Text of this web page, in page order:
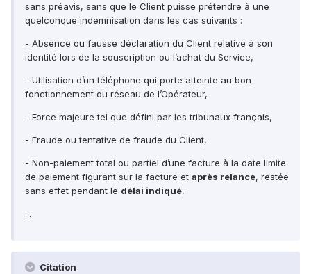
sans préavis, sans que le Client puisse prétendre à une
quelconque indemnisation dans les cas suivants :
- Absence ou fausse déclaration du Client relative à son
identité lors de la souscription ou l’achat du Service,
- Utilisation d’un téléphone qui porte atteinte au bon
fonctionnement du réseau de l’Opérateur,
- Force majeure tel que défini par les tribunaux français,
- Fraude ou tentative de fraude du Client,
- Non-paiement total ou partiel d’une facture à la date limite
de paiement figurant sur la facture et après relance, restée
sans effet pendant le délai indiqué,
...
Citation